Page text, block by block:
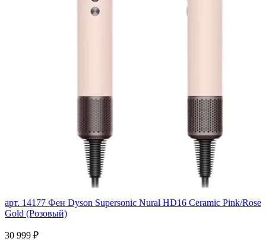
арт. 14177 Фен Dyson Supersonic Nural HD16 Ceramic Pink/Rose
Gold (Розовый)
30 999 ₽